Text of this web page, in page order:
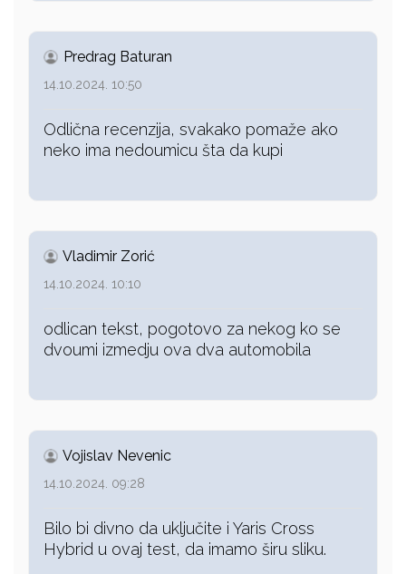
Predrag Baturan
14.10.2024. 10:50
Odlična recenzija, svakako pomaže ako
neko ima nedoumicu šta da kupi
Vladimir Zorić
14.10.2024. 10:10
odlican tekst, pogotovo za nekog ko se
dvoumi izmedju ova dva automobila
Vojislav Nevenic
14.10.2024. 09:28
Bilo bi divno da uključite i Yaris Cross
Hybrid u ovaj test, da imamo širu sliku.